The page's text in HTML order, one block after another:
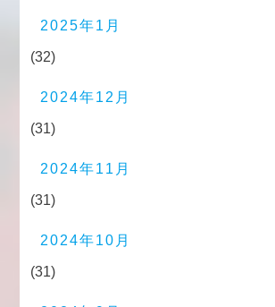
2025年1月
(32)
2024年12月
(31)
2024年11月
(31)
2024年10月
(31)